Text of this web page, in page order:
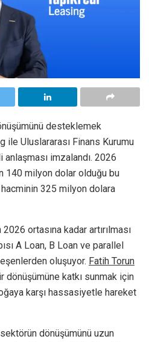
desteklemek
ile Uluslararası Finans Kurumu
imzalandı. 2026
140 milyon dolar olduğu bu
hacminin 325 milyon dolara
ortasına kadar artırılması
A Loan, B Loan ve parallel
oluşuyor. Fatih Torun
dönüşümüne katkı sunmak için
karşı hassasiyetle hareket
dönüşümünü uzun